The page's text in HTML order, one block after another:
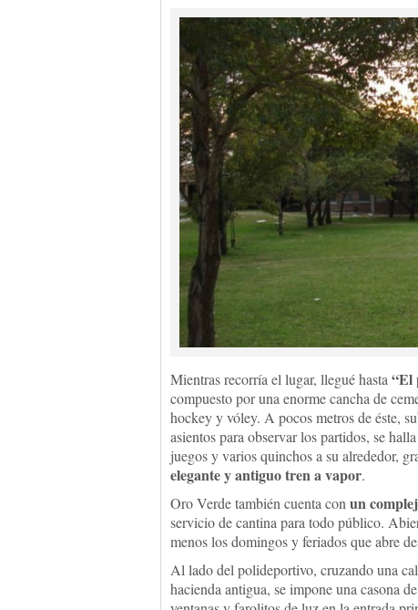
Mientras recorría el lugar, llegué hasta “El
compuesto por una enorme cancha de
hockey y vóley. A pocos metros de éste,
asientos para observar los partidos, se
juegos y varios quinchos a su alrededor,
elegante y antiguo tren a vapor.
Oro Verde también cuenta con un
servicio de cantina para todo público.
menos los domingos y feriados que abre
Al lado del polideportivo, cruzando una
hacienda antigua, se impone una casona